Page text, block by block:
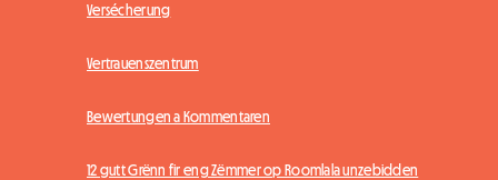
Versécherung
Vertrauenszentrum
Bewertungen a Kommentaren
12 gutt Grënn fir eng Zëmmer op Roomlala unzebidden